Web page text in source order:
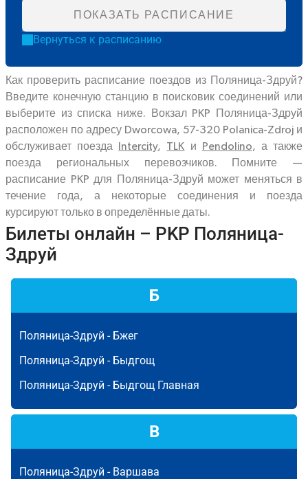
ПОКАЗАТЬ РАСПИСАНИЕ
Вернуться к расписанию
Как проверить расписание поездов из Поляница-Здруй?
Введите конечную станцию в поисковик соединений или
выберите из списка ниже. Вокзал PKP Поляница-Здруй
расположен по адресу Dworcowa, 57-320 Polanica-Zdroj и
обслуживает поезда
Intercity, TLK и Pendolino, а также
поезда региональных перевозчиков. Помните —
расписание PKP для Поляница-Здруй может меняться в
течение года, а некоторые соединения и поезда
курсируют только в определённые даты.
Билеты онлайн – PKP Поляница-
Здруй
Б
Поляница-Здруй - Бжег
Поляница-Здруй - Быдгощ
Поляница-Здруй - Быдгощ Главная
В
Поляница-Здруй - Варшава